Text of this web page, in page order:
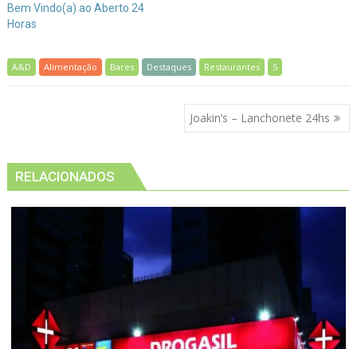
Bem Vindo(a) ao Aberto 24
Horas
A&D Alimentação Bares Destaques Restaurantes S
Joakin’s – Lanchonete 24hs
RELACIONADOS